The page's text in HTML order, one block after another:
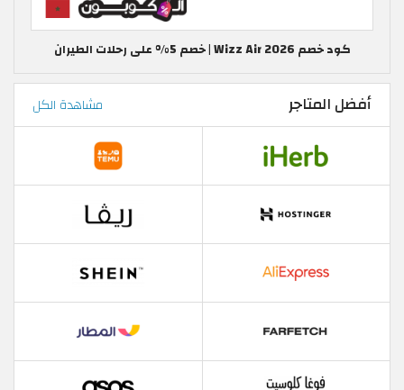
كود خصم Wizz Air 2026 | خصم 5% على رحلات الطيران
أفضل المتاجر مشاهدة الكل